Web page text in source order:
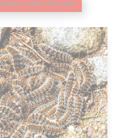
contre fourmis